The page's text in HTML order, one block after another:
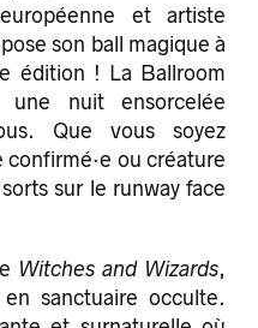
et artiste
son ball magique à
édition ! La Ballroom
une nuit ensorcelée
Que vous soyez
confirmé·e ou créature
sur le runway face
Witches and Wizards,
sanctuaire occulte.